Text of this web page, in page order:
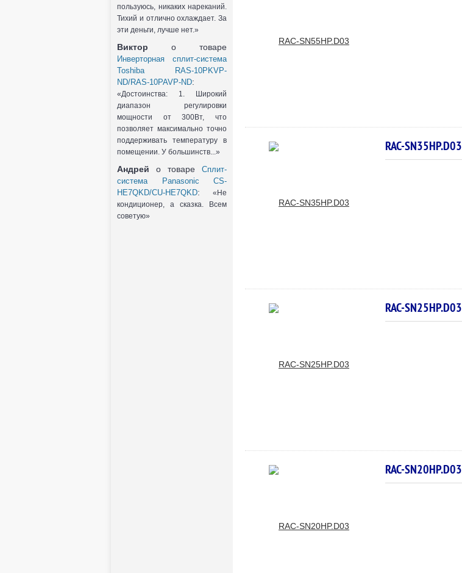
пользуюсь, никаких нареканий.
Тихий и отлично охлаждает. За
эти деньги, лучше нет.»
Виктор о товаре
Инверторная сплит-система
Toshiba RAS-10PKVP-
ND/RAS-10PAVP-ND:
«Достоинства: 1. Широкий
диапазон регулировки
мощности от 300Вт, что
позволяет максимально точно
поддерживать температуру в
помещении. У большинств...»
Андрей о товаре Сплит-
система Panasonic CS-
HE7QKD/CU-HE7QKD: «Не
кондиционер, а сказка. Всем
советую»
RAC-SN35HP.D03
RAC-SN25HP.D03
RAC-SN20HP.D03